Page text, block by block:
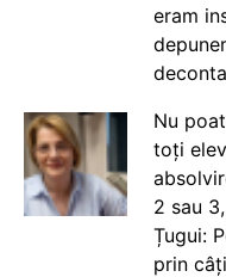
eram
Nu
toți
2 sau
Țugui:
prin